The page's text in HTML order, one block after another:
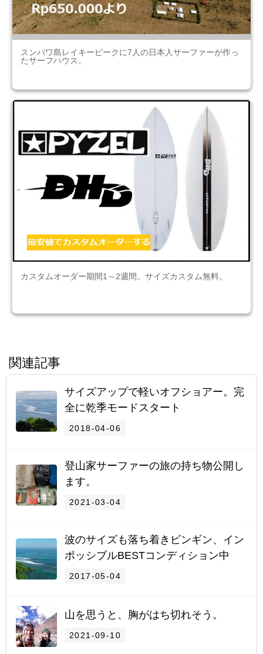
スンバワ島レイキーピークに7人の日本人サーファーが作っ
たサーフハウス。
カスタムオーダー期間1～2週間。サイズカスタム無料。
関連記事
サイズアップで軽いオフショアー。完
全に乾季モードスタート
2018-04-06
登山家サーファーの旅の持ち物公開し
ます。
2021-03-04
波のサイズも落ち着きビンギン、イン
ポッシブルBESTコンディション中
2017-05-04
山を思うと、胸がはち切れそう。
2021-09-10